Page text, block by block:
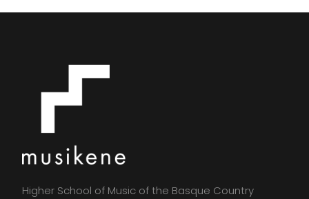
Higher School of Music of the Basque Country